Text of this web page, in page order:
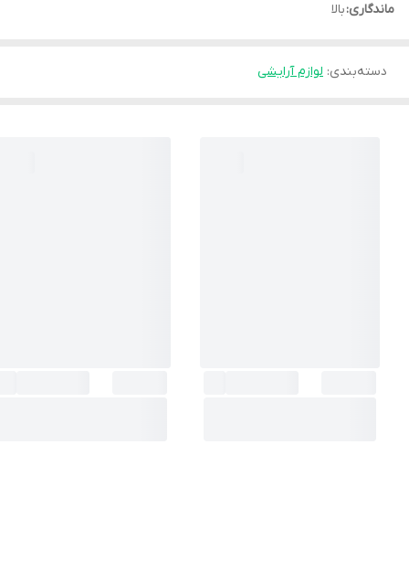
ماندگاری:بالا
دسته‌بندی: لوازم آرایشی